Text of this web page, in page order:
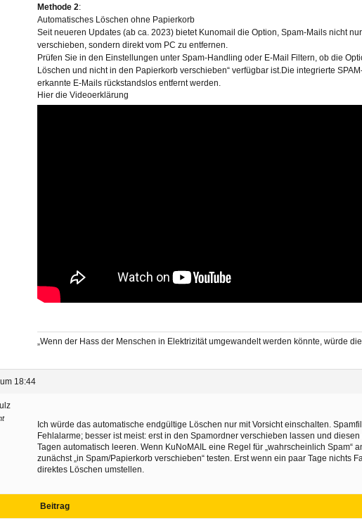
Methode 2:
Automatisches Löschen ohne Papierkorb
Seit neueren Updates (ab ca. 2023) bietet Kunomail die Option, Spam-Mails nicht
verschieben, sondern direkt vom PC zu entfernen.
Prüfen Sie in den Einstellungen unter Spam-Handling oder E-Mail Filtern, ob die
Löschen und nicht in den Papierkorb verschieben“ verfügbar ist.Die integrierte
erkannte E-Mails rückstandslos entfernt werden.
Hier die Videoerklärung
„Wenn der Hass der Menschen in Elektrizität umgewandelt werden könnte, würde
18:44
Ich würde das automatische endgültige Löschen nur mit Vorsicht einschalten.
Fehlalarme; besser ist meist: erst in den Spamordner verschieben lassen und
Tagen automatisch leeren. Wenn KuNoMAIL eine Regel für „wahrscheinlich Spam“
zunächst „in Spam/Papierkorb verschieben“ testen. Erst wenn ein paar Tage nichts
direktes Löschen umstellen.
Beitrag